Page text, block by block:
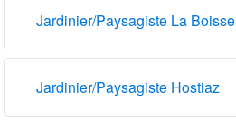
Jardinier/Paysagiste La Boisse
Jardinier/Paysagiste Hostiaz